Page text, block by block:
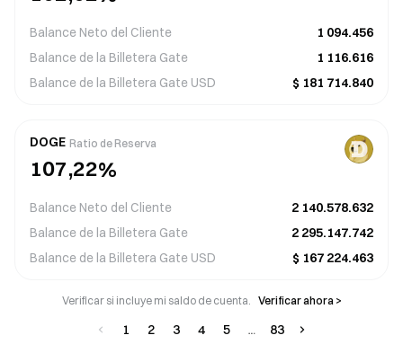
8
9 0
9 0
9
Balance Neto del Cliente
1 094.456
Balance de la Billetera Gate
1 116.616
Balance de la Billetera Gate USD $ 181 714.840
DOGE Ratio de Reserva
1
2
5
6
8
9
0
1
2
4
5
7
8
,
0
2
3
6
7
90
2
3
6
7
9
%
Balance Neto del Cliente
2 140.578.632
Balance de la Billetera Gate
2 295.147.742
Balance de la Billetera Gate USD $ 167 224.463
Verificar si incluye mi saldo de cuenta. Verificar ahora >
1 2 3 4 5 83